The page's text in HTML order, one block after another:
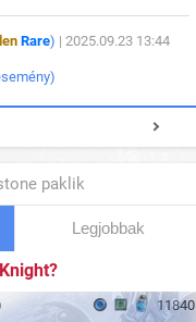
Rare) | 2025.09.23 13:44
paklik
Legjobbak
11840